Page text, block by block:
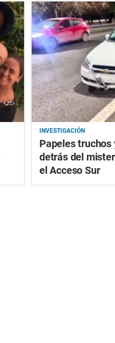
INVESTIGACIÓN
Papeles truchos
detrás del
el Acceso Sur